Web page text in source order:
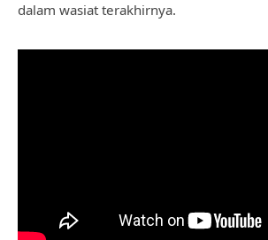
dalam wasiat terakhirnya.